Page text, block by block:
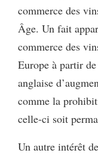
commerce des
Âge. Un fait
commerce des
Europe à partir
anglaise
comme la
celle-ci soit
Un autre intérêt